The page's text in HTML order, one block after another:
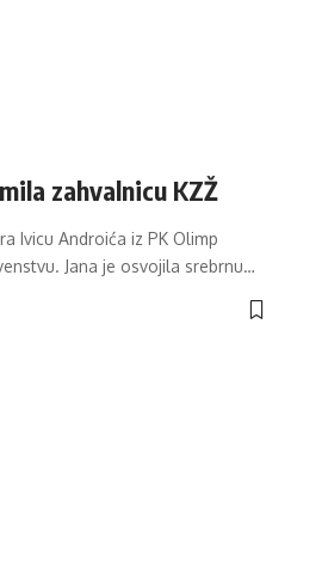
zahvalnicu KZŽ
Ivicu Androića iz PK Olimp
Jana je osvojila srebrnu…